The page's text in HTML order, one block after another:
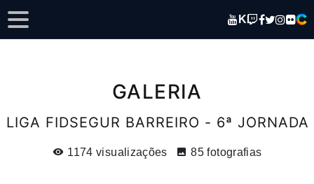
K
GALERIA
LIGA FIDSEGUR BARREIRO - 6ª JORNADA
1174 visualizações 85 fotografias